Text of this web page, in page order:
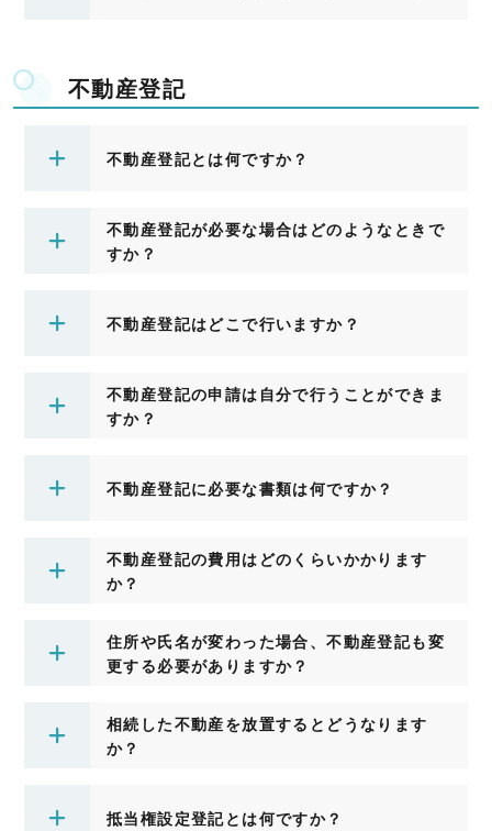
不動産登記
不動産登記とは何ですか？
不動産登記が必要な場合はどのようなときで
すか？
不動産登記はどこで行いますか？
不動産登記の申請は自分で行うことができま
すか？
不動産登記に必要な書類は何ですか？
不動産登記の費用はどのくらいかかります
か？
住所や氏名が変わった場合、不動産登記も変
更する必要がありますか？
相続した不動産を放置するとどうなります
か？
抵当権設定登記とは何ですか？